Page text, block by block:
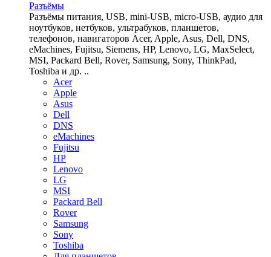
Разъёмы
Разъёмы питания, USB, mini-USB, micro-USB, аудио для
ноутбуков, нетбуков, ультрабуков, планшетов,
телефонов, навигаторов Acer, Apple, Asus, Dell, DNS,
eMachines, Fujitsu, Siemens, HP, Lenovo, LG, MaxSelect,
MSI, Packard Bell, Rover, Samsung, Sony, ThinkPad,
Toshiba и др. ..
Acer
Apple
Asus
Dell
DNS
eMachines
Fujitsu
HP
Lenovo
LG
MSI
Packard Bell
Rover
Samsung
Sony
Toshiba